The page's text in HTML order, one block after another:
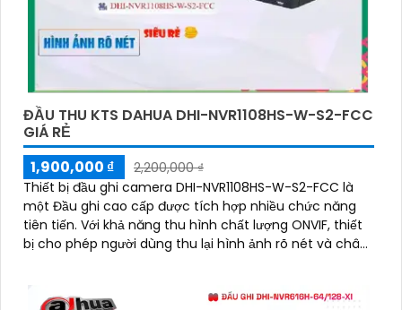
ĐẦU THU KTS DAHUA DHI-NVR1108HS-W-S2-FCC
GIÁ RẺ
1,900,000 ₫
2,200,000 ₫
Thiết bị đầu ghi camera DHI-NVR1108HS-W-S2-FCC là
một Đầu ghi cao cấp được tích hợp nhiều chức năng
tiên tiến. Với khả năng thu hình chất lượng ONVIF, thiết
bị cho phép người dùng thu lại hình ảnh rõ nét và chân